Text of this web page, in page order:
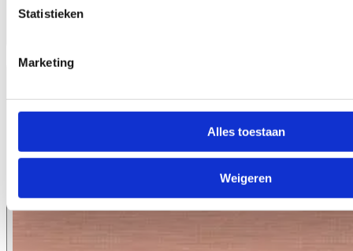
Statistieken
Marketing
Alles toestaan
Weigeren
1081.12